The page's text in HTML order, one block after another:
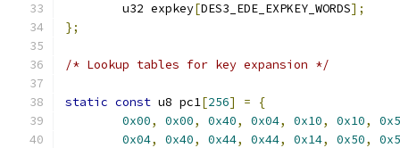
	u32 expkey
[DES3_EDE_EXPKEY_WORDS];
};
/* Lookup tables for key expansion */
static const u8 pc1[256] =
{
0x00, 0x00, 0x40, 0x04, 0x10, 0x10,
0x04, 0x40, 0x44, 0x44, 0x14, 0x50,